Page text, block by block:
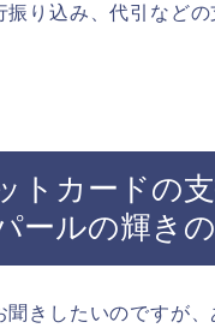
振り込み、代引など
トカードの
ールの輝き
きしたいのですが